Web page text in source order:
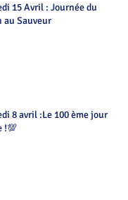
15 Avril : Journée du
au Sauveur
8 avril :Le 100 ème jour
!💯